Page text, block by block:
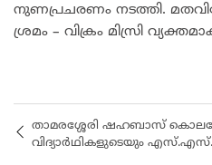
നുണപ്രചരണം നടത്തി.
ശ്രമം – വിക്രം മിസ്രി
താമരശ്ശേരി ഷഹബാസ്
വിദ്യാർഥികളുടെയും